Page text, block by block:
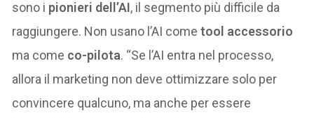
sono i pionieri dell’AI, il segmento più difficile da
raggiungere. Non usano l’AI cometool accessorio
ma come co-pilota. “Se l’AI entra nel processo,
allora il marketing non deve ottimizzare solo per
convincere qualcuno, ma anche per essere